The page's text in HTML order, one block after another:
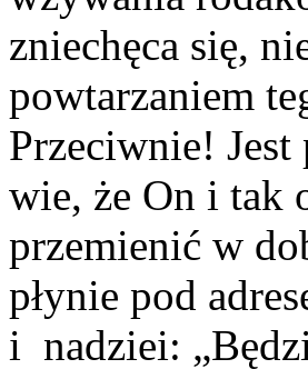
zniechęca się,
powtarzaniem
Przeciwnie! Jest
wie, że On i tak
przemienić w
płynie pod
i nadziei: